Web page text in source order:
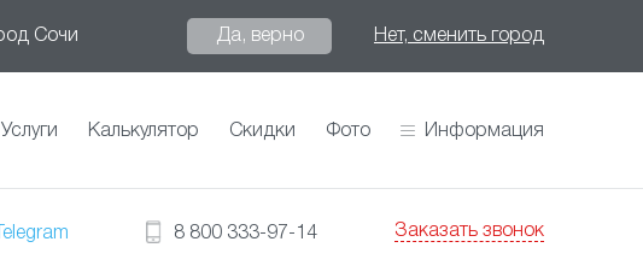
Сочи Да, верно Нет, сменить город
Услуги Калькулятор Скидки Фото Информация
Telegram 8 800 333-97-14 Заказать звонок